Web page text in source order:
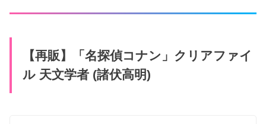
【再販】「名探偵コナン」​クリアファイ
ル 天文学者 (諸伏高明)